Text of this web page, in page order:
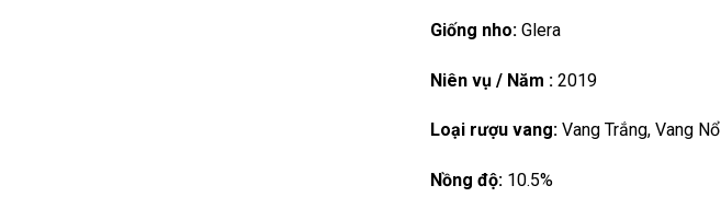
Giống nho:Glera
Niên vụ / Năm :2019
Loại rượu vang:Vang Trắng, Vang Nổ
Nồng độ:10.5%